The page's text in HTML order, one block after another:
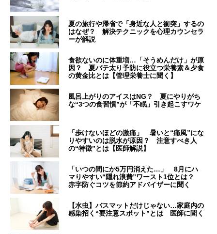
夏の旅行や帰省で「身近な人と衝突」するの
はなぜ？ 解決テクニックを心理カウンセラ
ーが解説
食欲ないのに体重増…「そうめんだけ」が原
因？ 夏バテ太り予防に役立つ栄養素＆夕食
の黄金比とは【管理栄養士に聞く】
風呂上がりのアイスはNG？ 夏にやりがち
な“3つの食習慣”が「不眠」引き起こすワケ
「歩けないほどの激痛」 暑いと“痛風”にな
りやすいのは脱水が原因？ 注意すべき人
の“特徴”とは【医師解説】
「いつの間にか5万円消えた…」 8月にハ
マりやすい“隠れ浪費”ワースト1位とは？
赤字防ぐコツを節約アドバイザーに聞く
【水虫】バスマットだけじゃない…家庭内の
感染招く“要注意スポット”とは 医師に聞く